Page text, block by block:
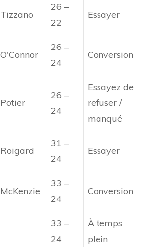
Tizzano
26 –
22
Essayer
O'Connor
26 –
24
Conversion
Potier
26 –
24
Essayez de
refuser /
manqué
Roigard
31 –
24
Essayer
McKenzie
33 –
24
Conversion
33 –
24
À temps
plein